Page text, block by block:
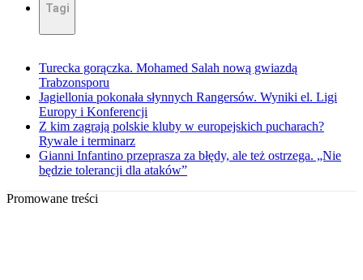
Tagi
Turecka gorączka. Mohamed Salah nową gwiazdą
Trabzonsporu
Jagiellonia pokonała słynnych Rangersów. Wyniki el. Ligi
Europy i Konferencji
Z kim zagrają polskie kluby w europejskich pucharach?
Rywale i terminarz
Gianni Infantino przeprasza za błędy, ale też ostrzega. „Nie
będzie tolerancji dla ataków”
Promowane treści